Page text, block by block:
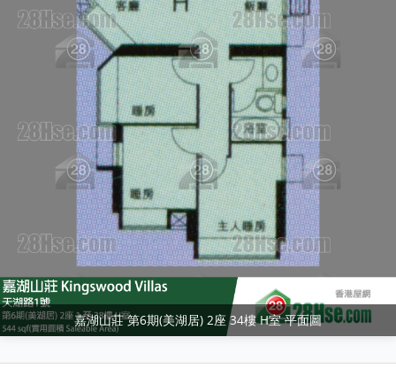
嘉湖山莊 第6期(美湖居) 2座 34樓 H室 平面圖